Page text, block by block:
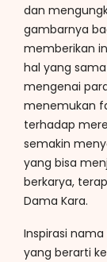
dan
gambarnya
memberikan
hal yang
mengenai
menemukan
terhadap
semakin
yang bisa
berkarya,
Dama Kara.
Inspirasi
yang berarti